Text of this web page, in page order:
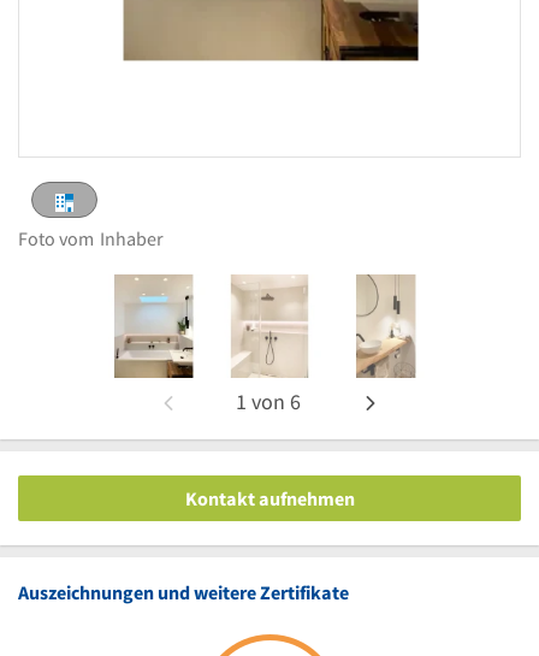
Foto vom Inhaber
1 von 6
Kontakt aufnehmen
Auszeichnungen und weitere Zertifikate